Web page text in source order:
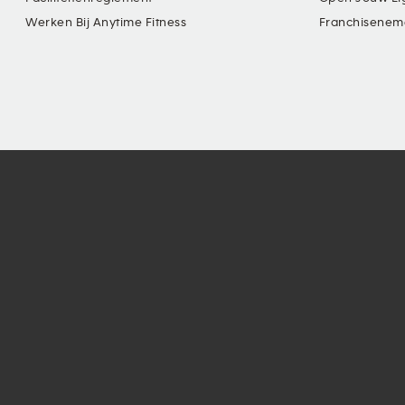
Werken Bij Anytime Fitness